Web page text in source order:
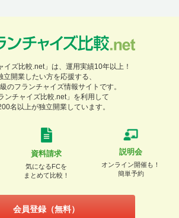
イズ比較.net」は、運用実績10年以上！
立開業したい方を応援する、
のフランチャイズ情報サイトです。
ンチャイズ比較.net」を利用して
名以上が独立開業しています。
資料請求
気になるFCを
まとめて比較！
説明会
オンライン開催も！
簡単予約
会員登録（無料）